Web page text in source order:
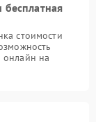
стоимости
онлайн на